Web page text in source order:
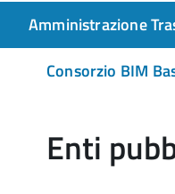
Amministrazione
Consorzio BIM
Enti